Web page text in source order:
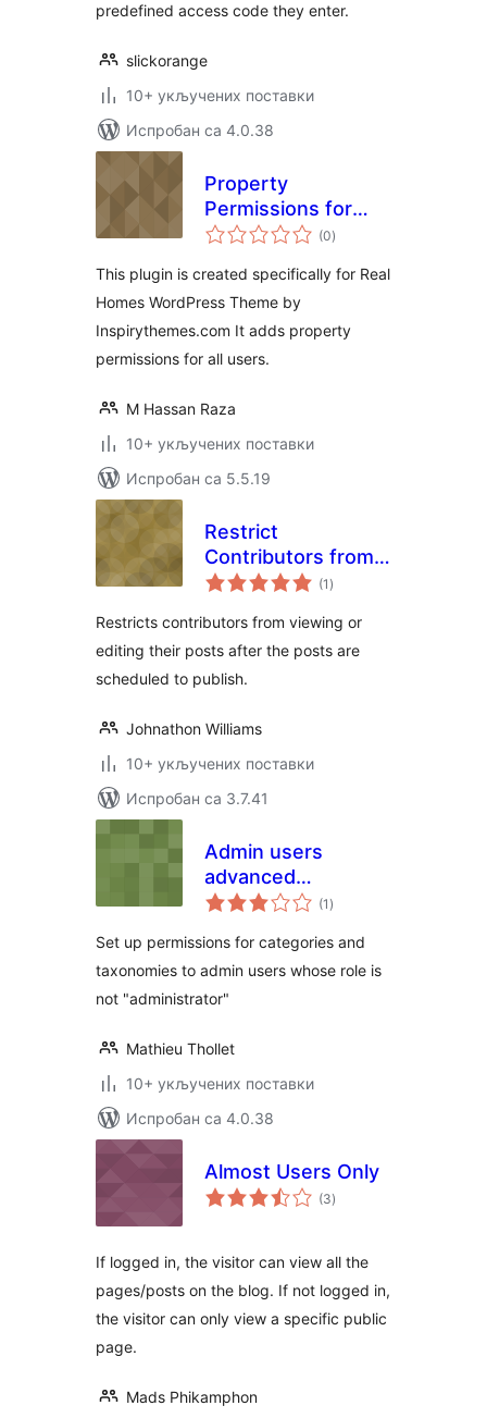
predefined access code they enter.
slickorange
10+ укључених поставки
Испробан са 4.0.38
Property
Permissions for
RealHomes (0укупних
оцена
)
This plugin is created specifically for Real
Homes WordPress Theme by
Inspirythemes.com It adds property
permissions for all users.
M Hassan Raza
10+ укључених поставки
Испробан са 5.5.19
Restrict
Contributors from
Scheduled Posts
(1 укупних
оцена
)
Restricts contributors from viewing or
editing their posts after the posts are
scheduled to publish.
Johnathon Williams
10+ укључених поставки
Испробан са 3.7.41
Admin users
advanced
permissions (1 укупних
оцена
)
Set up permissions for categories and
taxonomies to admin users whose role is
not "administrator"
Mathieu Thollet
10+ укључених поставки
Испробан са 4.0.38
Almost Users Only
(3укупних
оцена
)
If logged in, the visitor can view all the
pages/posts on the blog. If not logged in,
the visitor can only view a specific public
page.
Mads Phikamphon